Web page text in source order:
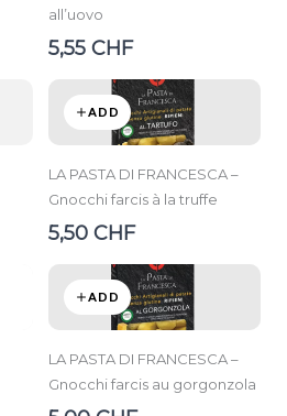
all’uovo
5,55 CHF
ADD
LA PASTA DI FRANCESCA –
Gnocchi farcis à la truffe
5,50 CHF
ADD
LA PASTA DI FRANCESCA –
Gnocchi farcis au gorgonzola